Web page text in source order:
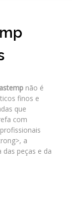
não é
finos e
que
com
a
peças e da